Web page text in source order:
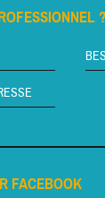
?
FACEBOOK